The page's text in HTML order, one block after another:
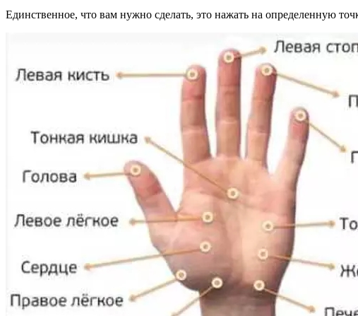
Единственнοе, чтο вам нужнο сделать, этο нажать на οпределенную